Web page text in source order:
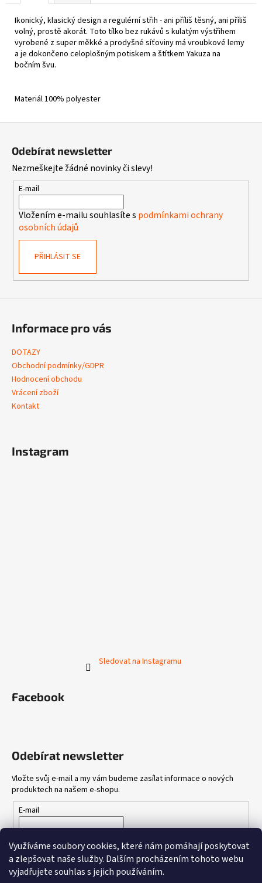
Využíváme soubory cookies, které nám pomáhají poskytovat
a zlepšovat naše služby. Dalším procházením tohoto webu
vyjadřujete souhlas s jejich používáním.
Ikonický, klasický design a regulérní střih - ani příliš těsný, ani příliš
volný, prostě akorát. Toto tílko bez rukávů s kulatým výstřihem
vyrobené z super měkké a prodyšné síťoviny má vroubkové lemy
a je dokončeno celoplošným potiskem a štítkem Yakuza na
bočním švu.
Materiál 100% polyester
790
Kč
Odebírat newsletter
Nezmeškejte žádné novinky či slevy!
E-mail
Vložením e-mailu souhlasíte s podmínkami ochrany
osobních údajů
PŘIHLÁSIT SE
Informace pro vás
DOTAZY
Obchodní podmínky/GDPR
Hodnocení obchodu
Vrácení zboží
Kontakt
Instagram
Sledovat na Instagramu
Facebook
Odebírat newsletter
Vložte svůj e-mail a my vám budeme zasílat informace o nových
produktech na našem e-shopu.
E-mail
údajů
PŘIHLÁSIT SE